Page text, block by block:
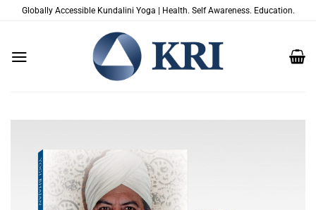
PasserGlobally Accessible Kundalini Yoga | Health. Self Awareness. Education.